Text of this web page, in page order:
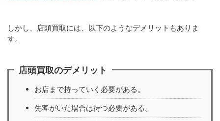
しかし、店頭買取には、以下のようなデメリットもありま
す。
店頭買取のデメリット
お店まで持っていく必要がある。
先客がいた場合は待つ必要がある。